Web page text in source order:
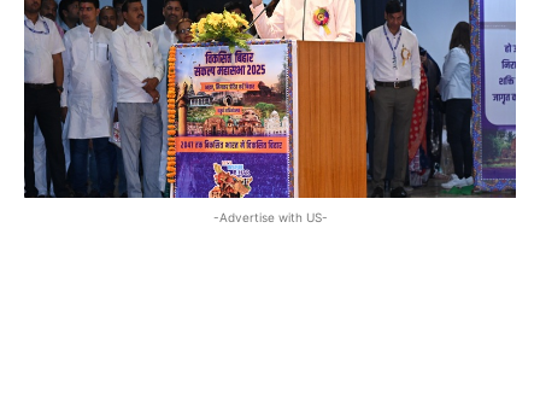
-Advertise with US-